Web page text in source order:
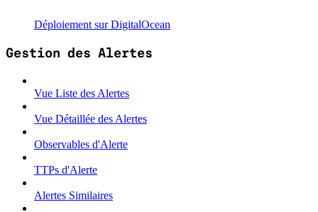
Déploiement sur DigitalOcean
Gestion des Alertes
Vue Liste des Alertes
Vue Détaillée des Alertes
Observables d'Alerte
TTPs d'Alerte
Alertes Similaires